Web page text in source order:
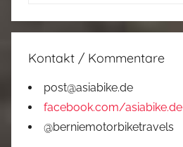
Kontakt / Kommentare
post@asiabike.de
facebook.com/asiabike.de
@berniemotorbiketravels